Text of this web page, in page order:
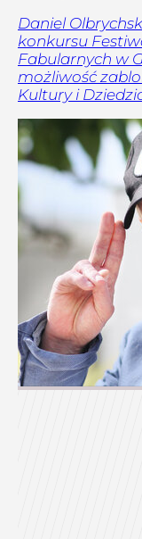
Daniel
konkursu
Fabularnych w
możliwość
Kultury i